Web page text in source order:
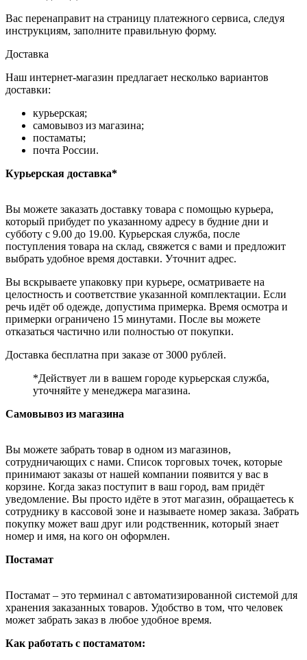
Вас перенаправит на страницу платежного сервиса, следуя
инструкциям, заполните правильную форму.
Доставка
Наш интернет-магазин предлагает несколько вариантов
доставки:
курьерская;
самовывоз из магазина;
постаматы;
почта России.
Курьерская доставка*
Вы можете заказать доставку товара с помощью курьера,
который прибудет по указанному адресу в будние дни и
субботу с 9.00 до 19.00. Курьерская служба, после
поступления товара на склад, свяжется с вами и предложит
выбрать удобное время доставки. Уточнит адрес.
Вы вскрываете упаковку при курьере, осматриваете на
целостность и соответствие указанной комплектации. Если
речь идёт об одежде, допустима примерка. Время осмотра и
примерки ограничено 15 минутами. После вы можете
отказаться частично или полностью от покупки.
Доставка бесплатна при заказе от 3000 рублей.
*Действует ли в вашем городе курьерская служба,
уточняйте у менеджера магазина.
Самовывоз из магазина
Вы можете забрать товар в одном из магазинов,
сотрудничающих с нами. Список торговых точек, которые
принимают заказы от нашей компании появится у вас в
корзине. Когда заказ поступит в ваш город, вам придёт
уведомление. Вы просто идёте в этот магазин, обращаетесь к
сотруднику в кассовой зоне и называете номер заказа. Забрать
покупку может ваш друг или родственник, который знает
номер и имя, на кого он оформлен.
Постамат
Постамат – это терминал с автоматизированной системой для
хранения заказанных товаров. Удобство в том, что человек
может забрать заказ в любое удобное время.
Как работать с постаматом: